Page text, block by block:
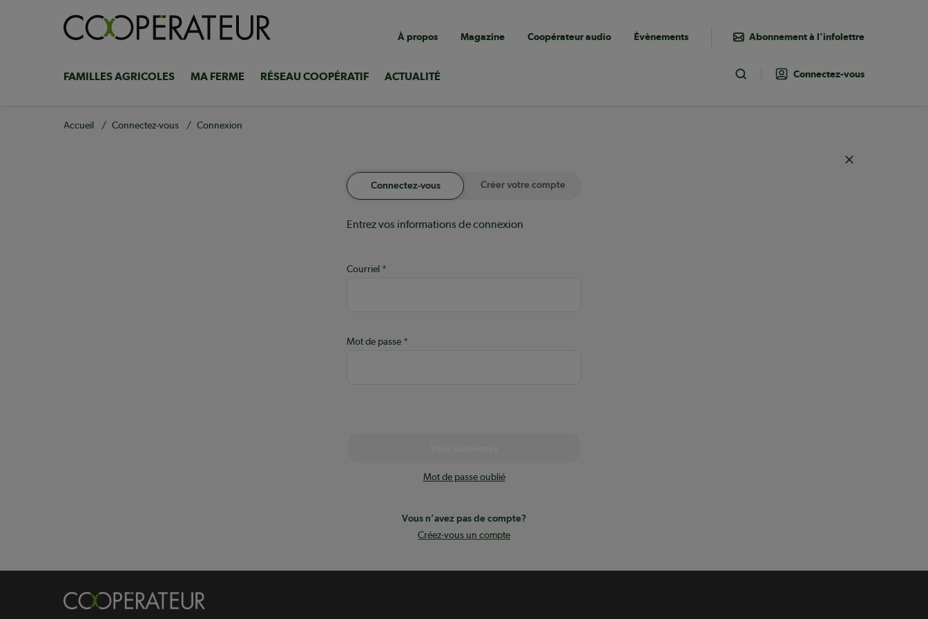
Navigation
utilitaire
À propos Magazine Coopérateur audio Évènements Abonnement à l’infolettre
Navigation
principale
FAMILLES AGRICOLES MA FERME RÉSEAU COOPÉRATIF ACTUALITÉ Toggle Search
Connectez-vous
Fil
Accueil Connectez-vous Connexion
Connectez-vous Créer votre compte
Entrez vos informations de connexion
Courriel
Mot de passe
Mot de passe oublié
Vous n’avez pas de compte?
Créez-vous un compte